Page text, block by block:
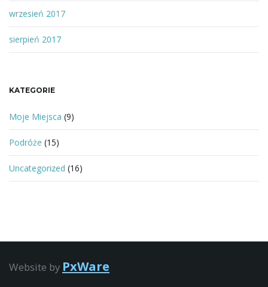
wrzesień 2017
sierpień 2017
KATEGORIE
Moje Miejsca (9)
Podróże (15)
Uncategorized (16)
Website by PxWare